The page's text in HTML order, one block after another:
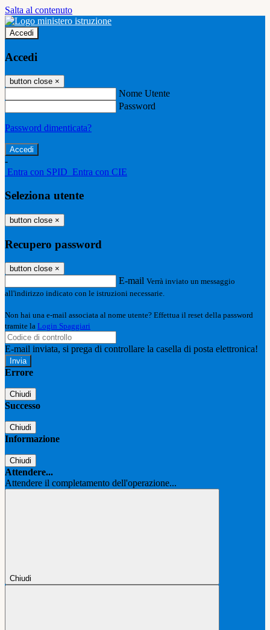
Salta al contenuto
Accedi
Accedi
button close ×
Nome Utente
Password
Password dimenticata?
-
Entra con SPID Entra con CIE
Seleziona utente
button close ×
Recupero password
button close ×
E-mail Verrà inviato un messaggio
all'indirizzo indicato con le istruzioni necessarie.
Non hai una e-mail associata al nome utente? Effettua il reset della password
tramite la Login Spaggiari
E-mail inviata, si prega di controllare la casella di posta elettronica!
Errore
Chiudi
Successo
Chiudi
Informazione
Chiudi
Attendere...
Attendere il completamento dell'operazione...
Chiudi